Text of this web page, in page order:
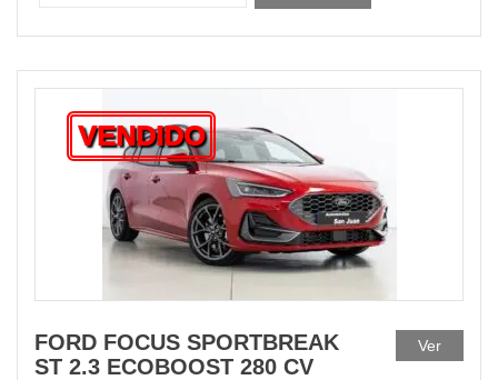
VENDIDO
FORD FOCUS SPORTBREAK
ST 2.3 ECOBOOST 280 CV
Ver